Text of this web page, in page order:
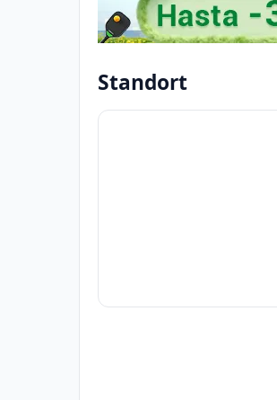
Standort